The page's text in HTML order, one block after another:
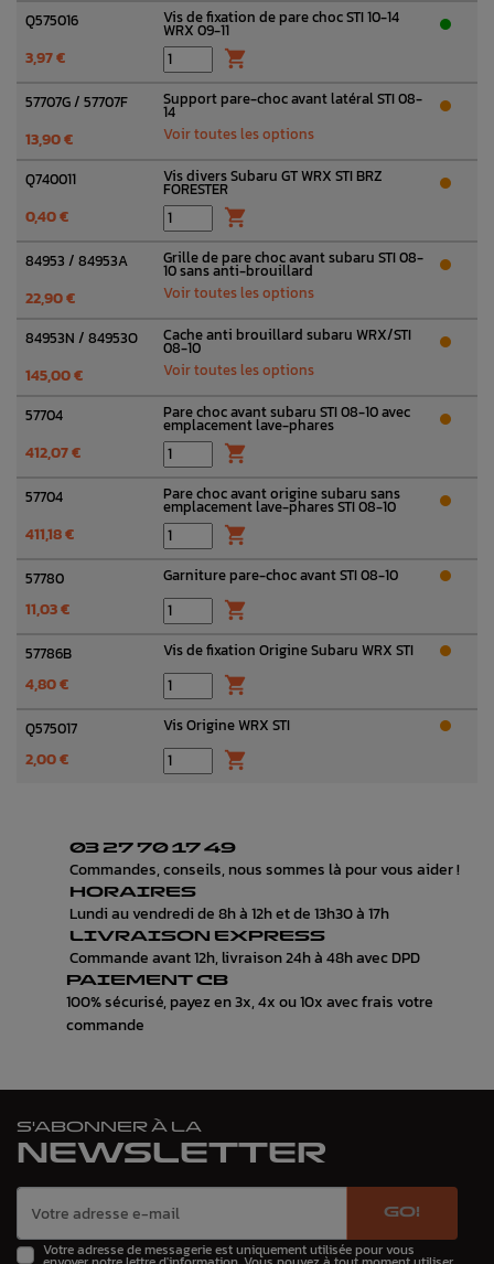
Q575016 Vis de fixation de pare choc STI 10-14
WRX 09-11
3,97 € 
57707G / 57707F Support pare-choc avant latéral STI 08-
14
13,90 € Voir toutes les options
Q740011 Vis divers Subaru GT WRX STI BRZ
FORESTER
0,40 € 
84953 / 84953A Grille de pare choc avant subaru STI 08-
10 sans anti-brouillard
22,90 € Voir toutes les options
84953N / 84953O Cache anti brouillard subaru WRX/STI
08-10
145,00 € Voir toutes les options
57704 Pare choc avant subaru STI 08-10 avec
emplacement lave-phares
412,07 € 
57704 Pare choc avant origine subaru sans
emplacement lave-phares STI 08-10
411,18 € 
57780 Garniture pare-choc avant STI 08-10
11,03 € 
57786B Vis de fixation Origine Subaru WRX STI
4,80 € 
Q575017 Vis Origine WRX STI
2,00 € 
03 27 70 17 49
Commandes, conseils, nous sommes là pour vous aider !
HORAIRES
Lundi au vendredi de 8h à 12h et de 13h30 à 17h
LIVRAISON EXPRESS
Commande avant 12h, livraison 24h à 48h avec DPD
PAIEMENT CB
100% sécurisé, payez en 3x, 4x ou 10x avec frais votre
commande
S'ABONNER À LA
NEWSLETTER
GO!
Votre adresse de messagerie est uniquement utilisée pour vous